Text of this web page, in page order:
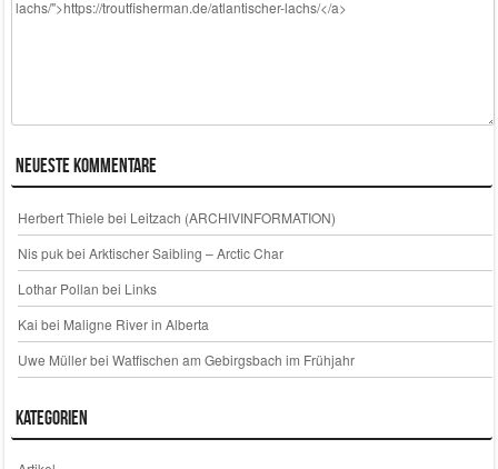
Neueste Kommentare
Herbert Thiele bei Leitzach (ARCHIVINFORMATION)
Nis pukbei Arktischer Saibling – Arctic Char
Lothar Pollan bei Links
Kai bei Maligne River in Alberta
Uwe Müllerbei Watfischen am Gebirgsbach im Frühjahr
Kategorien